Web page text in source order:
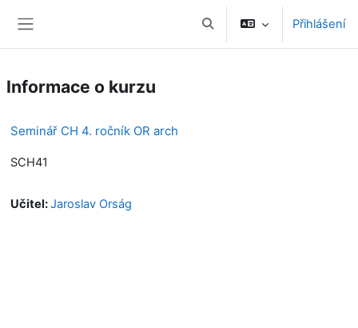
Přepnout vyhledáváníPřihlášení
Informace o kurzu
Seminář CH 4. ročník OR arch
SCH41
Učitel:Jaroslav Orság